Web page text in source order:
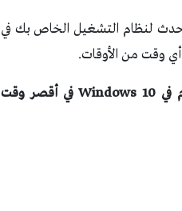
لنظام التشغيل الخاص بك في
وقت من الأوقات.
كيفية إنشاء استعادة النظام في Windows 10 في أقصر وقت